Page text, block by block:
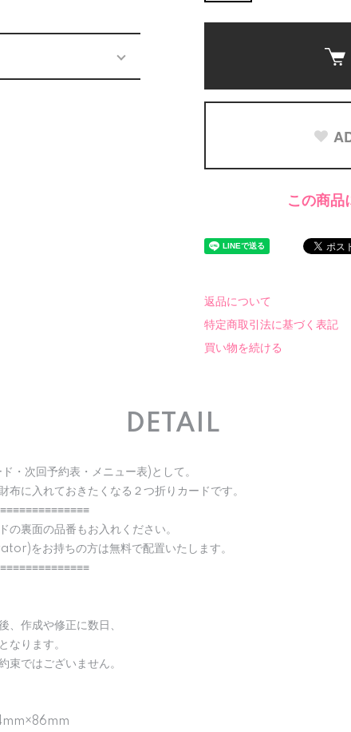
この商品
返品について
特定商取引法に基づく表記
買い物を続ける
DETAIL
・次回予約表・メニュー表)として。
布に入れておきたくなる２つ折りカードです。
の裏面の品番もお入れください。
をお持ちの方は無料で配置いたします。
、作成や修正に数日、
なります。
束ではございません。